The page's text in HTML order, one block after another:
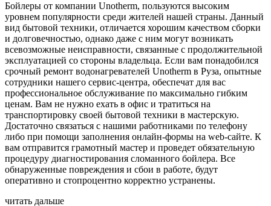
Бойлеры от компании Unotherm, пользуются высоким
уровнем популярности среди жителей нашей страны. Данный
вид бытовой техники, отличается хорошим качеством сборки
и долговечностью, однако даже с ним могут возникать
всевозможные неисправности, связанные с продолжительной
эксплуатацией со стороны владельца. Если вам понадобился
срочный ремонт водонагревателей Unotherm в Руза, опытные
сотрудники нашего сервис-центра, обеспечат для вас
профессиональное обслуживание по максимально гибким
ценам. Вам не нужно ехать в офис и тратиться на
транспортировку своей бытовой техники в мастерскую.
Достаточно связаться с нашими работниками по телефону
либо при помощи заполнения онлайн-формы на web-сайте. К
вам отправится грамотный мастер и проведет обязательную
процедуру диагностирования сломанного бойлера. Все
обнаруженные повреждения и сбои в работе, будут
оперативно и стопроцентно корректно устранены.
читать дальше